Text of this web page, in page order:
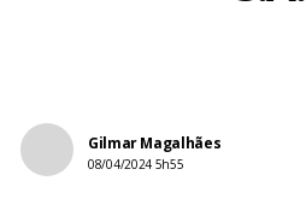
Gilmar Magalhães
08/04/2024 5h55